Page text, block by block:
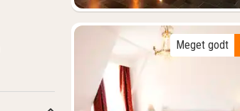
Meget godt